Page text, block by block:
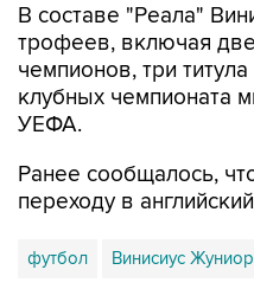
В составе "Реала"
трофеев, включая
чемпионов, три
клубных чемпионата
УЕФА.
Ранее сообщалось,
переходу в
футбол Винисиус Жуниор